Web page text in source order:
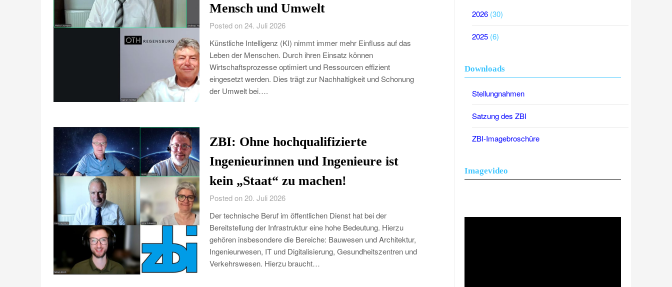
Mensch und Umwelt
Posted on 24. Juli 2026
Künstliche Intelligenz (KI) nimmt immer mehr Einfluss auf das
Leben der Menschen. Durch ihren Einsatz können
Wirtschaftsprozesse optimiert und Ressourcen effizient
eingesetzt werden. Dies trägt zur Nachhaltigkeit und Schonung
der Umwelt bei….
ZBI: Ohne hochqualifizierte
Ingenieurinnen und Ingenieure ist
kein „Staat“ zu machen!
Posted on 20. Juli 2026
Der technische Beruf im öffentlichen Dienst hat bei der
Bereitstellung der Infrastruktur eine hohe Bedeutung. Hierzu
gehören insbesondere die Bereiche: Bauwesen und Architektur,
Ingenieurwesen, IT und Digitalisierung, Gesundheitszentren und
Verkehrswesen. Hierzu braucht…
2026(30)
2025(6)
Downloads
Stellungnahmen
Satzung des ZBI
ZBI-Imagebroschüre
Imagevideo